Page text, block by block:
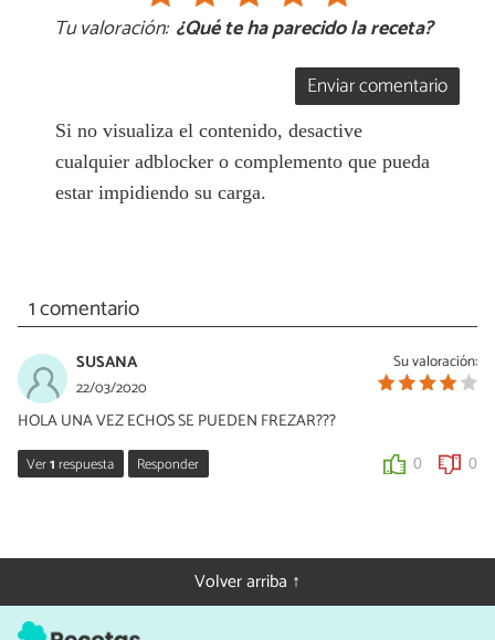
Tu valoración: ¿Qué te ha parecido la receta?
Enviar comentario
Si no visualiza el contenido, desactive
cualquier adblocker o complemento que pueda
estar impidiendo su carga.
1 comentario
Su valoración:
SUSANA
22/03/2020
HOLA UNA VEZ ECHOS SE PUEDEN FREZAR???
Ver1respuesta Responder 0 0
Hola Susana, puedes congelarlos sin ningún problema.
Volver arriba ↑